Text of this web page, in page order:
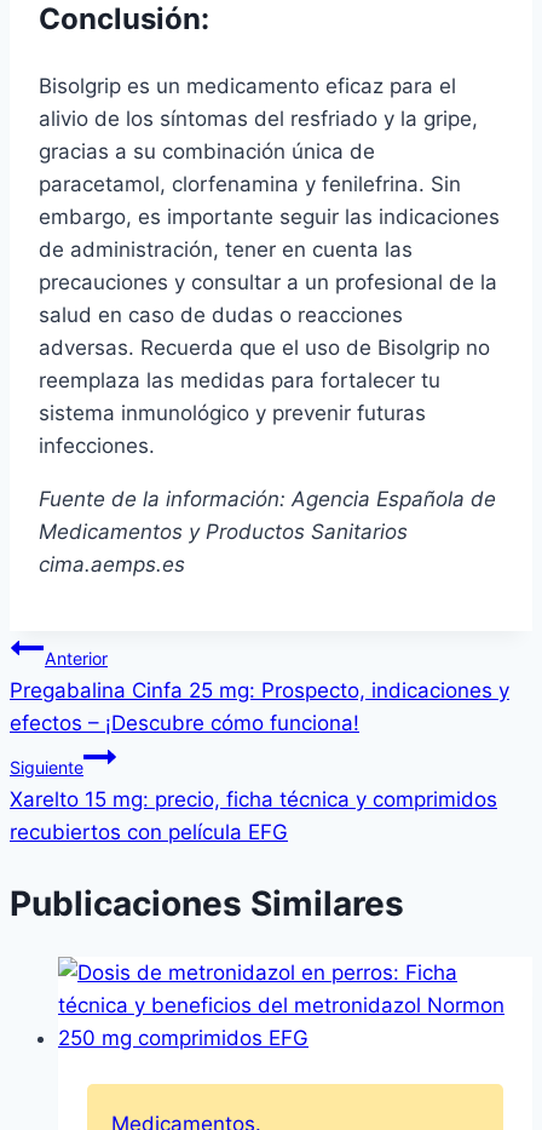
Conclusión:
Bisolgrip es un medicamento eficaz para el
alivio de los síntomas del resfriado y la gripe,
gracias a su combinación única de
paracetamol, clorfenamina y fenilefrina. Sin
embargo, es importante seguir las indicaciones
de administración, tener en cuenta las
precauciones y consultar a un profesional de la
salud en caso de dudas o reacciones
adversas. Recuerda que el uso de Bisolgrip no
reemplaza las medidas para fortalecer tu
sistema inmunológico y prevenir futuras
infecciones.
Fuente de la información: Agencia Española de
Medicamentos y Productos Sanitarios
cima.aemps.es
Navegación
de
entradas
Anterior
Pregabalina Cinfa 25 mg: Prospecto, indicaciones y
efectos – ¡Descubre cómo funciona!
Siguiente
Xarelto 15 mg: precio, ficha técnica y comprimidos
recubiertos con película EFG
Publicaciones Similares
Medicamentos.